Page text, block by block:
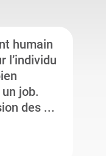
humain
l’individu
job.
des ...